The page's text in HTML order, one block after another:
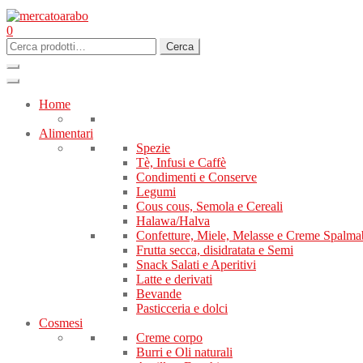
0
Cerca:
Cerca
Home
Alimentari
Spezie
Tè, Infusi e Caffè
Condimenti e Conserve
Legumi
Cous cous, Semola e Cereali
Halawa/Halva
Confetture, Miele, Melasse e Creme
Frutta secca, disidratata e Semi
Snack Salati e Aperitivi
Latte e derivati
Bevande
Pasticceria e dolci
Cosmesi
Creme corpo
Burri e Oli naturali